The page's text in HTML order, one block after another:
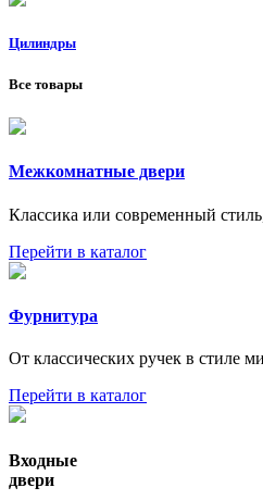
Цилиндры
Все товары
Межкомнатные двери
Классика или современный
Перейти в каталог
Фурнитура
От классических ручек в стиле
Перейти в каталог
Входные
двери